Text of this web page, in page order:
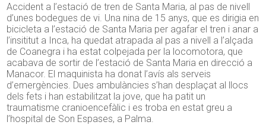
Accident a l’estació de tren de Santa Maria, al pas de nivell
d’unes bodegues de vi. Una nina de 15 anys, que es dirigia en
bicicleta a l’estació de Santa Maria per agafar el tren i anar a
l’insititut a Inca, ha quedat atrapada al pas a nivell a l’alçada
de Coanegra i ha estat colpejada per la locomotora, que
acabava de sortir de l’estació de Santa Maria en direcció a
Manacor. El maquinista ha donat l’avís als serveis
d’emergències. Dues ambulàncies s’han desplaçat al llocs
dels fets i han estabilitzat la jove, que ha patit un
traumatisme cranioencefàlic i es troba en estat greu a
l’hospital de Son Espases, a Palma.